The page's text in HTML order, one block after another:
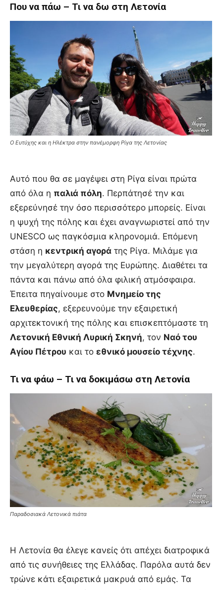
Που να πάω – Τι να δω στη Λετονία
Ο Ευτύχης και η Ηλέκτρα στην πανέμορφη Ρίγα της Λετονίας
Αυτό που θα σε μαγέψει στη Ρίγα είναι πρώτα
από όλα η παλιά πόλη. Περπάτησέ την και
εξερεύνησέ την όσο περισσότερο μπορείς. Είναι
η ψυχή της πόλης και έχει αναγνωριστεί από την
UNESCO ως παγκόσμια κληρονομιά. Επόμενη
στάση η κεντρική αγορά της Ρίγα. Μιλάμε για
την μεγαλύτερη αγορά της Ευρώπης. Διαθέτει τα
πάντα και πάνω από όλα φιλική ατμόσφαιρα.
Έπειτα πηγαίνουμε στο Μνημείο της
Ελευθερίας, εξερευνούμε την εξαιρετική
αρχιτεκτονική της πόλης και επισκεπτόμαστε τη
Λετονική Εθνική Λυρική Σκηνή, τον Ναό του
Αγίου Πέτρου και το εθνικό μουσείο τέχνης.
Τι να φάω – Τι να δοκιμάσω στη Λετονία
Παραδοσιακά Λετονικά πιάτα
Η Λετονία θα έλεγε κανείς ότι απέχει διατροφικά
από τις συνήθειες της Ελλάδας. Παρόλα αυτά δεν
τρώνε κάτι εξαιρετικά μακρυά από εμάς. Τα